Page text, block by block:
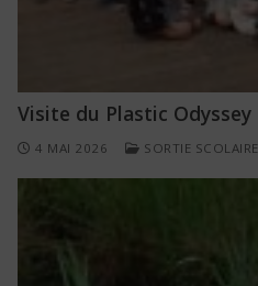
Visite du Plastic Odyssey
4 MAI 2026 SORTIE SCOLAIRE